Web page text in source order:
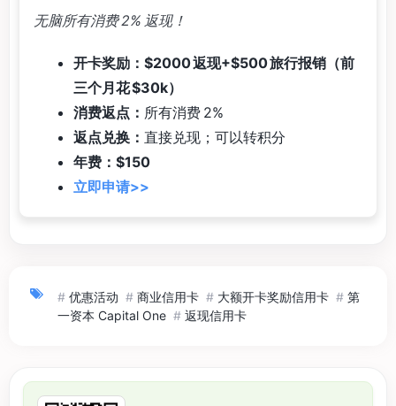
无脑所有消费 2% 返现！
开卡奖励：$2000 返现+$500 旅行报销（前
三个月花 $30k）
消费返点： 所有消费 2%
返点兑换： 直接兑现；可以转积分
年费：$150
立即申请>>
# 优惠活动 # 商业信用卡 # 大额开卡奖励信用卡 # 第
一资本 Capital One # 返现信用卡